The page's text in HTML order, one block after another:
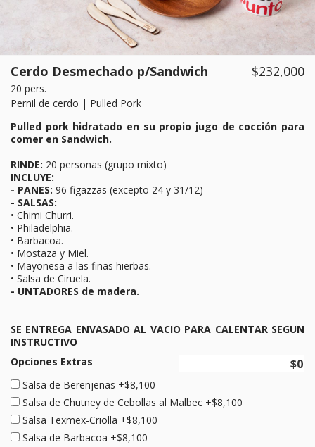
Cerdo Desmechado p/Sandwich $232,000
20 pers.
Pernil de cerdo | Pulled Pork
Pulled pork hidratado en su propio jugo de cocción para
comer en Sandwich.
RINDE: 20 personas (grupo mixto)
INCLUYE:
- PANES: 96 figazzas (excepto 24 y 31/12)
- SALSAS:
• Chimi Churri.
• Philadelphia.
• Barbacoa.
• Mostaza y Miel.
• Mayonesa a las finas hierbas.
• Salsa de Ciruela.
- UNTADORES de madera.
SE ENTREGA ENVASADO AL VACIO PARA CALENTAR SEGUN
INSTRUCTIVO
Opciones Extras
Salsa de Berenjenas +$8,100
Salsa de Chutney de Cebollas al Malbec +$8,100
Salsa Texmex-Criolla +$8,100
Salsa de Barbacoa +$8,100